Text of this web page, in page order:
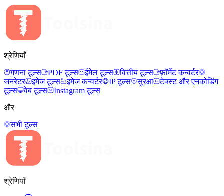
श्रेणियाँ
गणना टूल्स
PDF टूल्स ईमेल टूल्स वित्तीय टूल्स
फ़ॉर्मेट कन्वर्टर
जनरेटर
इमेज टूल्स इमेज कन्वर्टर IP टूल्स सुरक्षा
टेक्स्ट और एनकोडिंग
टूल्स
वेब टूल्स
Instagram टूल्स
और
सभी टूल्स
श्रेणियाँ